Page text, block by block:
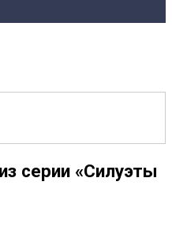
серии «Силуэты